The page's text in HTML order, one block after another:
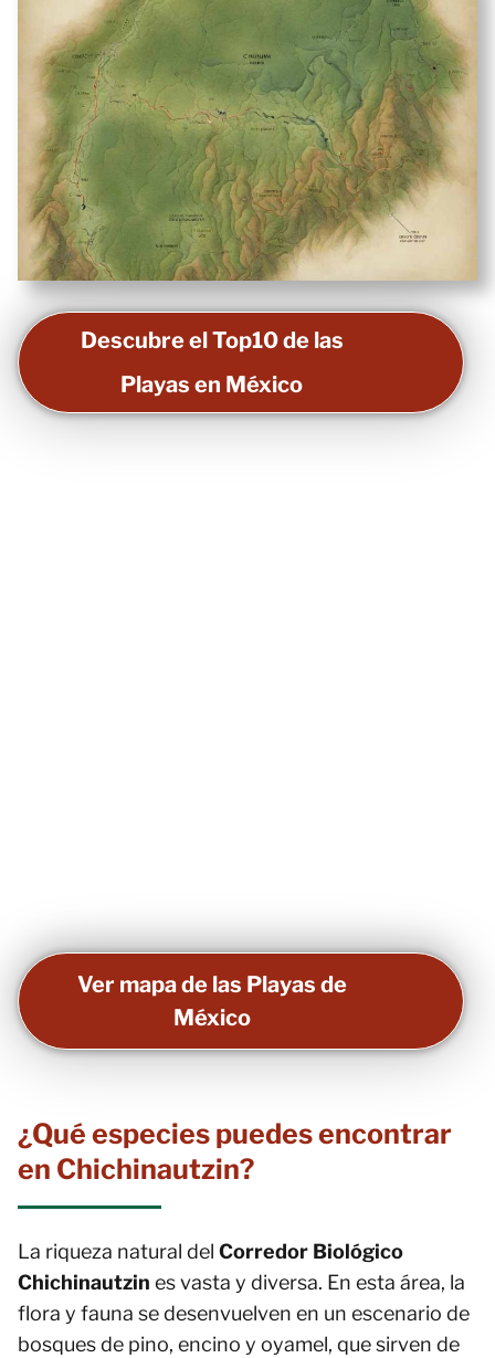
Descubre el Top10 de las
Playas en México
Ver mapa de las Playas de
México
¿Qué especies puedes encontrar
en Chichinautzin?
La riqueza natural del Corredor Biológico
Chichinautzin es vasta y diversa. En esta área, la
flora y fauna se desenvuelven en un escenario de
bosques de pino, encino y oyamel, que sirven de